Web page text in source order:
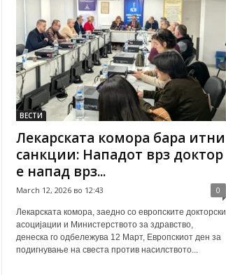
ВЕСТИ
Лекарската комора бара итни
санкции: Нападот врз доктор
е напад врз...
March 12, 2026 во 12:43 0
Лекарската комора, заедно со европските докторски
асоцијации и Министерството за здравство,
денеска го одбележува 12 Март, Европскиот ден за
подигнување на свеста против насилството...